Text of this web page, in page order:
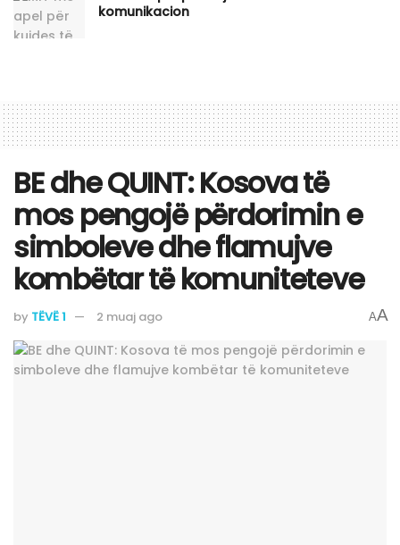
komunikacion
BE dhe QUINT: Kosova të
mos pengojë përdorimin e
simboleve dhe flamujve
kombëtar të komuniteteve
by TËVË 1 2 muaj ago AA